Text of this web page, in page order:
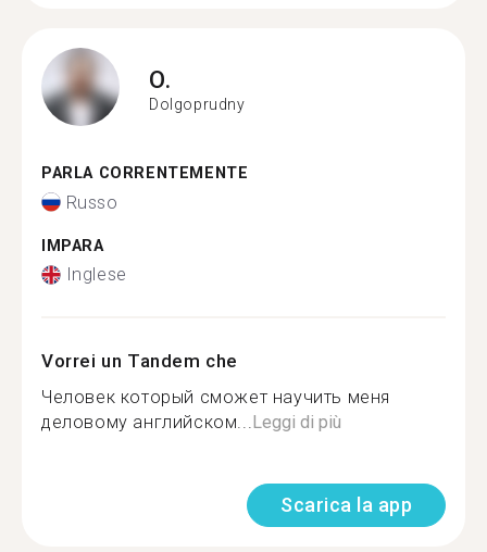
O.
Dolgoprudny
PARLA CORRENTEMENTE
Russo
IMPARA
Inglese
Vorrei un Tandem che
Человек который сможет научить меня
деловому английском...Leggi di più
Scarica la app